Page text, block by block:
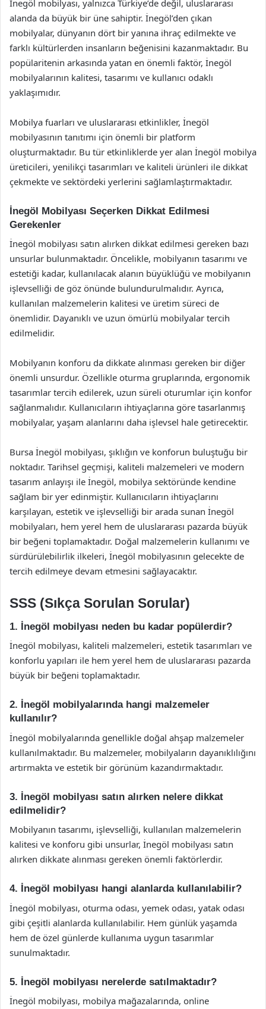
İnegöl mobilyası, yalnızca Türkiye’de değil, uluslararası
alanda da büyük bir üne sahiptir. İnegöl’den çıkan
mobilyalar, dünyanın dört bir yanına ihraç edilmekte ve
farklı kültürlerden insanların beğenisini kazanmaktadır. Bu
popülaritenin arkasında yatan en önemli faktör, İnegöl
mobilyalarının kalitesi, tasarımı ve kullanıcı odaklı
yaklaşımıdır.
Mobilya fuarları ve uluslararası etkinlikler, İnegöl
mobilyasının tanıtımı için önemli bir platform
oluşturmaktadır. Bu tür etkinliklerde yer alan İnegöl mobilya
üreticileri, yenilikçi tasarımları ve kaliteli ürünleri ile dikkat
çekmekte ve sektördeki yerlerini sağlamlaştırmaktadır.
İnegöl Mobilyası Seçerken Dikkat Edilmesi
Gerekenler
İnegöl mobilyası satın alırken dikkat edilmesi gereken bazı
unsurlar bulunmaktadır. Öncelikle, mobilyanın tasarımı ve
estetiği kadar, kullanılacak alanın büyüklüğü ve mobilyanın
işlevselliği de göz önünde bulundurulmalıdır. Ayrıca,
kullanılan malzemelerin kalitesi ve üretim süreci de
önemlidir. Dayanıklı ve uzun ömürlü mobilyalar tercih
edilmelidir.
Mobilyanın konforu da dikkate alınması gereken bir diğer
önemli unsurdur. Özellikle oturma gruplarında, ergonomik
tasarımlar tercih edilerek, uzun süreli oturumlar için konfor
sağlanmalıdır. Kullanıcıların ihtiyaçlarına göre tasarlanmış
mobilyalar, yaşam alanlarını daha işlevsel hale getirecektir.
Bursa İnegöl mobilyası, şıklığın ve konforun buluştuğu bir
noktadır. Tarihsel geçmişi, kaliteli malzemeleri ve modern
tasarım anlayışı ile İnegöl, mobilya sektöründe kendine
sağlam bir yer edinmiştir. Kullanıcıların ihtiyaçlarını
karşılayan, estetik ve işlevselliği bir arada sunan İnegöl
mobilyaları, hem yerel hem de uluslararası pazarda büyük
bir beğeni toplamaktadır. Doğal malzemelerin kullanımı ve
sürdürülebilirlik ilkeleri, İnegöl mobilyasının gelecekte de
tercih edilmeye devam etmesini sağlayacaktır.
SSS (Sıkça Sorulan Sorular)
1. İnegöl mobilyası neden bu kadar popülerdir?
İnegöl mobilyası, kaliteli malzemeleri, estetik tasarımları ve
konforlu yapıları ile hem yerel hem de uluslararası pazarda
büyük bir beğeni toplamaktadır.
2. İnegöl mobilyalarında hangi malzemeler
kullanılır?
İnegöl mobilyalarında genellikle doğal ahşap malzemeler
kullanılmaktadır. Bu malzemeler, mobilyaların dayanıklılığını
artırmakta ve estetik bir görünüm kazandırmaktadır.
3. İnegöl mobilyası satın alırken nelere dikkat
edilmelidir?
Mobilyanın tasarımı, işlevselliği, kullanılan malzemelerin
kalitesi ve konforu gibi unsurlar, İnegöl mobilyası satın
alırken dikkate alınması gereken önemli faktörlerdir.
4. İnegöl mobilyası hangi alanlarda kullanılabilir?
İnegöl mobilyası, oturma odası, yemek odası, yatak odası
gibi çeşitli alanlarda kullanılabilir. Hem günlük yaşamda
hem de özel günlerde kullanıma uygun tasarımlar
sunulmaktadır.
5. İnegöl mobilyası nerelerde satılmaktadır?
İnegöl mobilyası, mobilya mağazalarında, online